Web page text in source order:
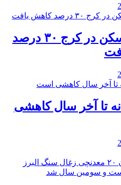
️قیمت مسکن در کرج ۳۰ درصد
تا آخر سال کاهشی